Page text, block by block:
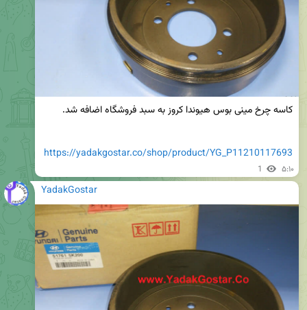
https://yadakgostar.co/shop/product/YG_P11210117693
1 ۵:۱۰
YadakGostar